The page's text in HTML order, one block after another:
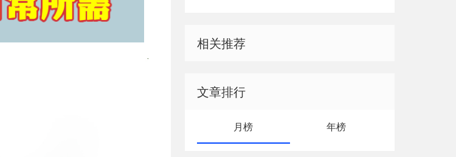
相关推荐
文章排行
月榜 年榜